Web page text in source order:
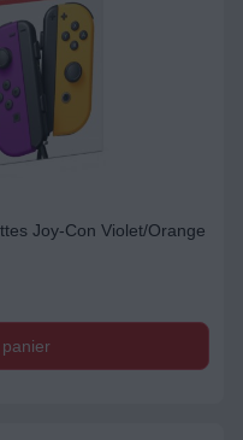
Joy-Con Violet/Orange